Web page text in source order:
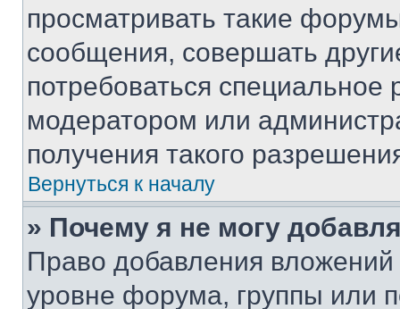
просматривать такие
сообщения, совершать
потребоваться
модератором или
получения такого
Вернуться к началу
» Почему я не могу
Право добавления
уровне форума, группы или